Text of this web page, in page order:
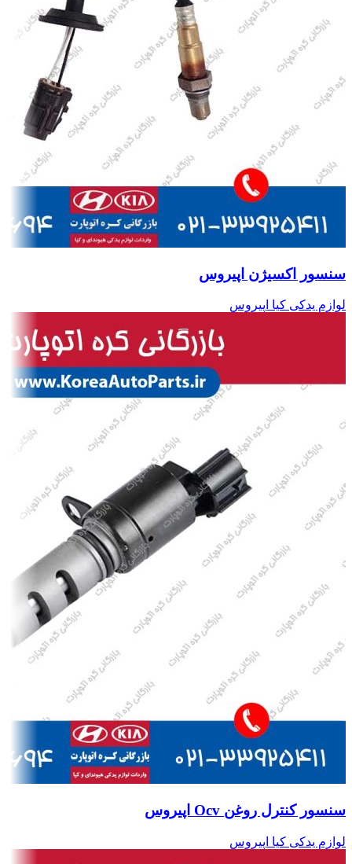
سنسور اکسیژن اپیروس
لوازم یدکی کیا اپیروس
سنسور کنترل روغن Ocv اپیروس
لوازم یدکی کیا اپیروس